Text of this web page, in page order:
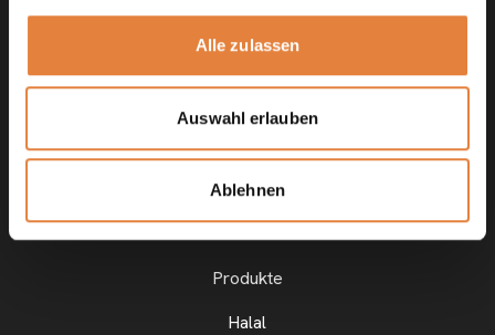
Alle zulassen
Auswahl erlauben
Ablehnen
Sitemap
Home
Über uns
Produkte
Halal